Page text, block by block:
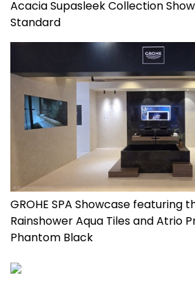
Acacia Supasleek Collection
Standard
GROHE SPA Showcase featuring
Rainshower Aqua Tiles and Atrio
Phantom Black